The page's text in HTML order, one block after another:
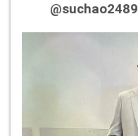
@suchao2489